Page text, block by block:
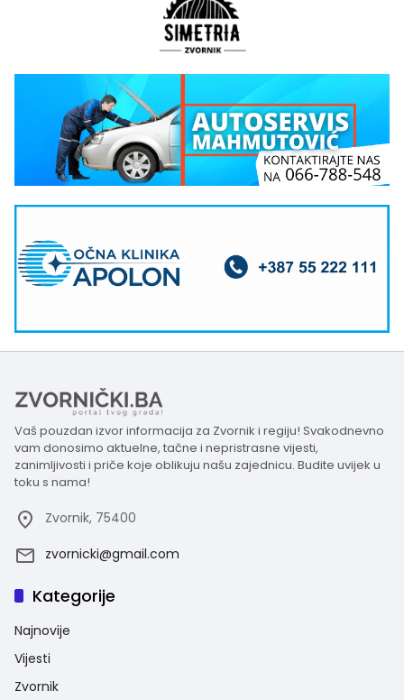
Vaš pouzdan izvor informacija za Zvornik i regiju! Svakodnevno
vam donosimo aktuelne, tačne i nepristrasne vijesti,
zanimljivosti i priče koje oblikuju našu zajednicu. Budite uvijek u
toku s nama!
Zvornik, 75400
zvornicki@gmail.com
Kategorije
Najnovije
Vijesti
Zvornik